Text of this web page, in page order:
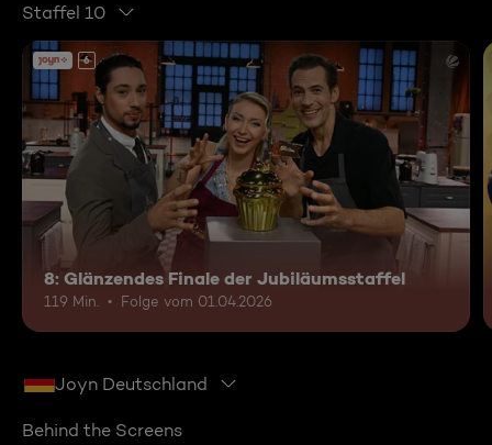
Staffel 10
6
8: Glänzendes Finale der Jubiläumsstaffel
119 Min. Folge vom 01.04.2026
Joyn Deutschland
Behind the Screens